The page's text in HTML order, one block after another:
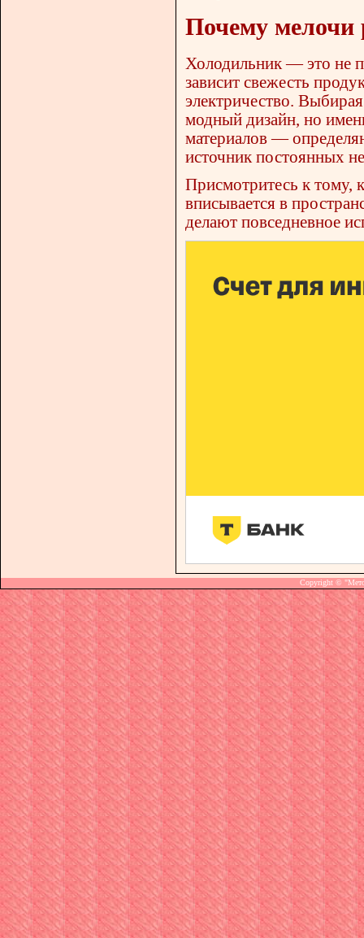
Почему мелочи
Холодильник — это не
зависит свежесть
электричество.
модный дизайн, но
материалов —
источник постоянных
Присмотритесь к тому,
вписывается в
делают повседневное
Copyright ©